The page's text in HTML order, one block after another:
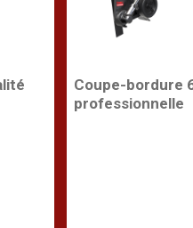
Coupe-bordure
professionnelle